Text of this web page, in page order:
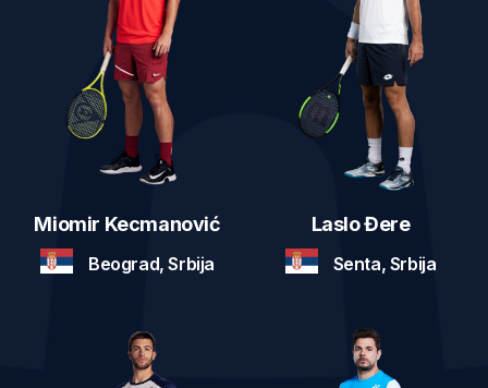
Miomir Kecmanović
Beograd, Srbija
Laslo Đere
Senta, Srbija